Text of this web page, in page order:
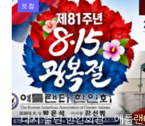
로컬
다시 열린 한인회관…애틀